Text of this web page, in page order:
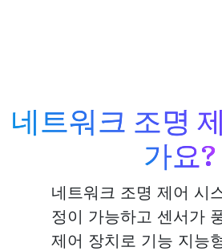
네트워크 조명
가요?
네트워크 조명 제어 시
정이 가능하고 센서가
제어 장치로 기능 지능